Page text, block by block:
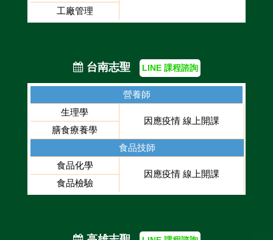
工廠管理
台南志聖 LINE 課程諮詢
營養師
生理學
因應疫情 線上開課
膳食療養學
食品技師
食品化學
因應疫情 線上開課
食品檢驗